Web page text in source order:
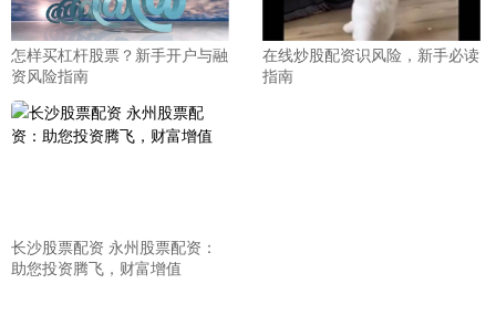
怎样买杠杆股票？新手开户与融
资风险指南
在线炒股配资识风险，新手必读
指南
长沙股票配资 永州股票配资：
助您投资腾飞，财富增值